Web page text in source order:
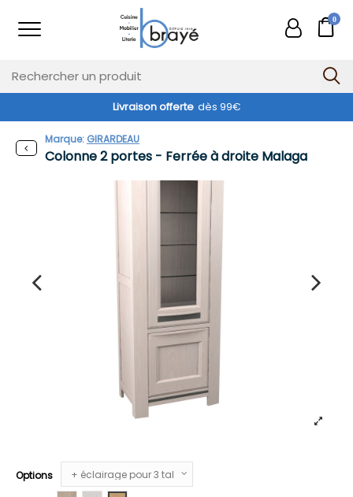
0
Livraison offerte dès 99€
Colonne 2 portes - Ferrée à droite Malaga
Marque: GIRARDEAU
Options